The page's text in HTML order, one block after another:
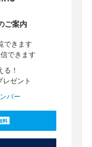
ご案内
できます
できます
る！
ゼント
バー
料